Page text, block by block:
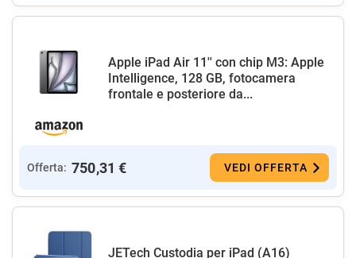
Apple iPad Air 11'' con chip M3: Apple
Intelligence, 128 GB, fotocamera
frontale e posteriore da...
Offerta: 750,31 € VEDI OFFERTA
JETech Custodia per iPad (A16)